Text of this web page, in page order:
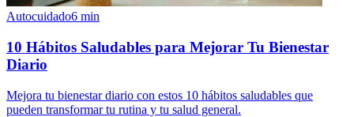
Autocuidado6 min
10 Hábitos Saludables para Mejorar Tu Bienestar
Diario
Mejora tu bienestar diario con estos 10 hábitos saludables que
pueden transformar tu rutina y tu salud general.